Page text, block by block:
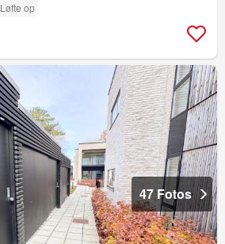
Løfte op
47 Fotos